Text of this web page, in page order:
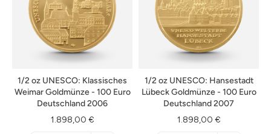
1/2 oz UNESCO: Klassisches
Weimar Goldmünze - 100 Euro
Deutschland 2006
1.898,00 €
1/2 oz UNESCO: Hansestadt
Lübeck Goldmünze - 100 Euro
Deutschland 2007
1.898,00 €